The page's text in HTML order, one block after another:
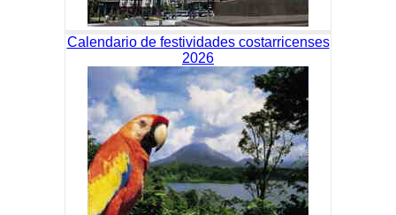
Calendario de festividades costarricenses
2026